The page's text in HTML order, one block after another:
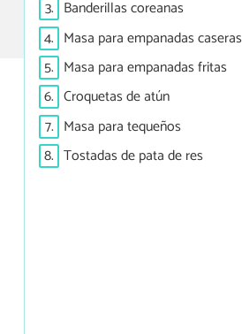
3. Banderillas coreanas
4. Masa para empanadas caseras
5. Masa para empanadas fritas
6. Croquetas de atún
7. Masa para tequeños
8. Tostadas de pata de res